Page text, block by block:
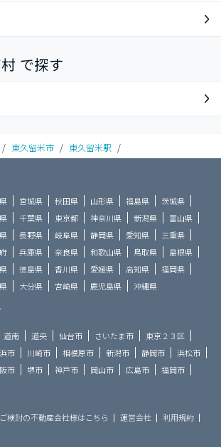
で探す
/ 東久留米市 / 東久留米駅 /
宮城県 秋田県 山形県 福島県
茨城県
千葉県 東京都 神奈川県 新潟県
富山県
長野県 岐阜県 静岡県 愛知県
三重県
兵庫県 奈良県 和歌山県 鳥取県
島根県
徳島県 香川県 愛媛県 高知県
福岡県
大分県 宮崎県 鹿児島県 沖縄県
道南 道央 仙台市 さいたま市
東京２３区
市 川崎市 相模原市 新潟市 静岡市
浜松市
市 堺市 神戸市 岡山市 広島市
福岡市
検討の不動産会社様はこちら 運営会社
利用規約